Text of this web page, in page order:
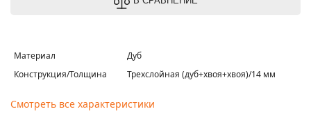
Материал
Дуб
Конструкция/Толщина
Трехслойная (дуб+хвоя+хвоя)/14 мм
Смотреть все характеристики